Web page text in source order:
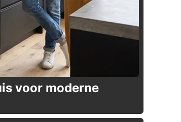
voor moderne